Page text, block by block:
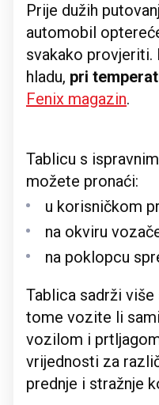
Prije dužih
automobil
svakako provjeriti.
hladu, pri
Fenix magazin.
Tablicu s
možete pronaći:
u korisničkom
na okviru
na poklopcu
Tablica sadrži
tome vozite li
vozilom i
vrijednosti za
prednje i stražnje